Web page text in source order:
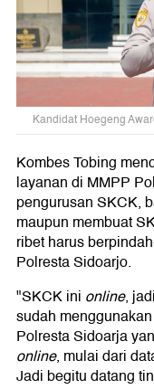
Kandidat Hoegeng
Kombes Tobing
layanan di MMPP
pengurusan SKCK,
maupun membuat
ribet harus
Polresta Sidoarjo.
"SKCK ini online,
sudah
Polresta Sidoarja
online, mulai dari
Jadi begitu datang